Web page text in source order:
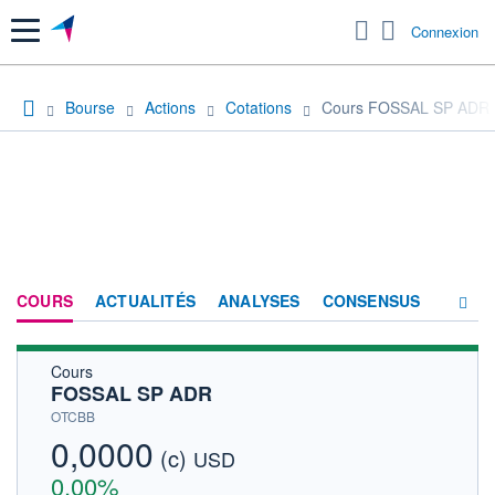
Menu Connexion
Bourse Actions Cotations Cours FOSSAL SP ADR
COURS ACTUALITÉS ANALYSES CONSENSUS
Cours
FOSSAL SP ADR
OTCBB
0,0000 (c) USD
0,00%